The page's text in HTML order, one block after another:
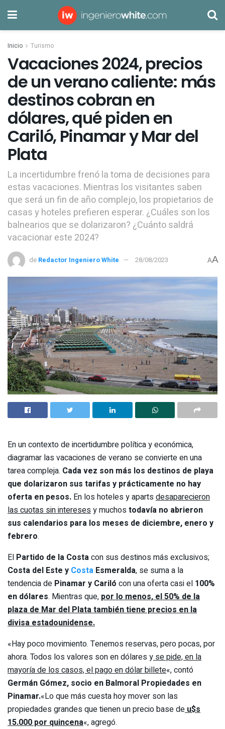
Inicio Turismo
Vacaciones 2024, precios
de un verano caliente: más
destinos cobran en
dólares, qué piden en
Cariló, Pinamar y Mar del
Plata
La incertidumbre frenó la toma de decisiones para
estas vacaciones. Mientras los visitantes saben
que será un fin de año complejo, los propietarios de
casas y hoteles prefieren esperar. ¿Cuáles son los
balnearios que se dolarizaron? ¿Cuánto saldrá
vacacionar este 2024?
de Redactor Ingeniero White 28/08/2023 AA
En un contexto de incertidumbre política y económica,
diagramar las vacaciones de verano se convierte en una
tarea compleja. Cada vez son más los destinos de playa
que dolarizaron sus tarifas y prácticamente no hay
oferta en pesos. En los hoteles y apartsdesaparecieron
las cuotas sin interesesy muchostodavía no abrieron
sus calendarios para los meses de diciembre, enero y
febrero.
El Partido de la Costacon sus destinos más exclusivos;
Costa del Este y Costa Esmeralda, se suma a la
tendencia de Pinamar y Cariló con una oferta casi el 100%
en dólares. Mientras que, por lo menos, el 50% de la
plaza de Mar del Plata también tiene precios en la
divisa estadounidense.
«Hay poco movimiento. Tenemos reservas, pero pocas, por
ahora. Todos los valores son en dólares y se pide, en la
mayoría de los casos, el pago en dólar billete«, contó
Germán Gómez, socio en Balmoral Propiedades en
Pinamar.«Lo que más cuesta hoy mover son las
propiedades grandes que tienen un precio base de u$s
15.000 por quincena«, agregó.